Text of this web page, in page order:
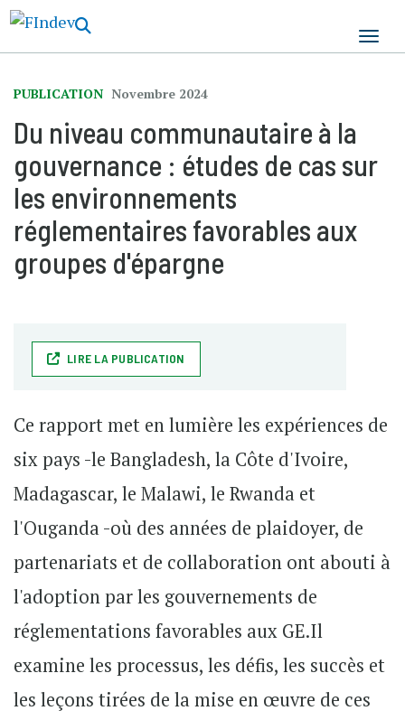
principal
PUBLICATION Novembre 2024
Du niveau communautaire à la
gouvernance : études de cas sur
les environnements
réglementaires favorables aux
groupes d'épargne
LIRE LA PUBLICATION
Ce rapport met en lumière les expériences de
six pays -le Bangladesh, la Côte d'Ivoire,
Madagascar, le Malawi, le Rwanda et
l'Ouganda -où des années de plaidoyer, de
partenariats et de collaboration ont abouti à
l'adoption par les gouvernements de
réglementations favorables aux GE.Il
examine les processus, les défis, les succès et
les leçons tirées de la mise en œuvre de ces